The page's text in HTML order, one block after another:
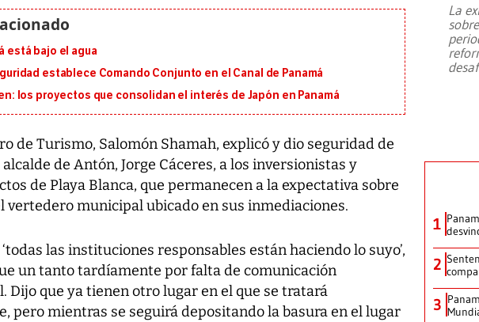
está bajo el agua
establece Comando Conjunto en el Canal de Panamá
los proyectos que consolidan el interés de Japón en Panamá
de Turismo, Salomón Shamah, explicó y dio seguridad de
de Antón, Jorge Cáceres, a los inversionistas y
de Playa Blanca, que permanecen a la expectativa sobre
vertedero municipal ubicado en sus inmediaciones.
las instituciones responsables están haciendo lo suyo’,
un tanto tardíamente por falta de comunicación
que ya tienen otro lugar en el que se tratará
pero mientras se seguirá depositando la basura en el lugar
al sur de Japón, provocando una
La
1
2
3